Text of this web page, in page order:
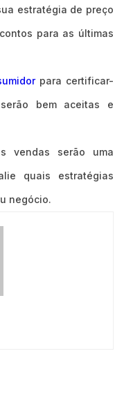
estratégia de preço
para as últimas
para certificar-
bem aceitas e
vendas serão uma
quais estratégias
negócio.